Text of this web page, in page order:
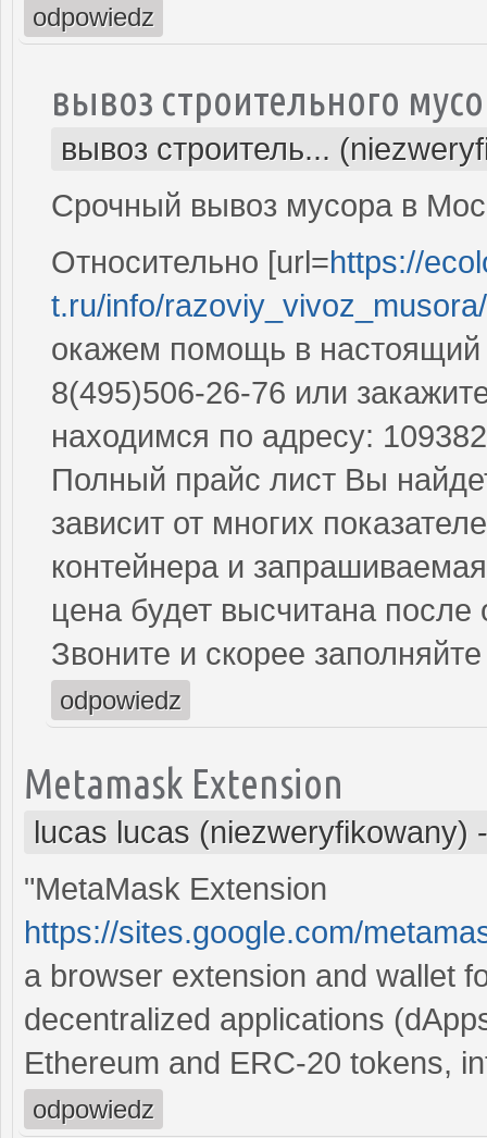
odpowiedz
вывоз строительного
вывоз строитель...
Срочный вывоз мусора в
Относительно [url=https://
t.ru/info/
окажем помощь в
8(495)506-26-76 или
находимся по адресу:
Полный прайс лист Вы
зависит от многих
контейнера и
цена будет высчитана
Звоните и скорее
odpowiedz
Metamask Extension
lucas lucas (niezweryfikowany)
"MetaMask Extension
https://sites.google.com/
a browser extension and wallet
decentralized applications
Ethereum and ERC-20 tokens,
odpowiedz